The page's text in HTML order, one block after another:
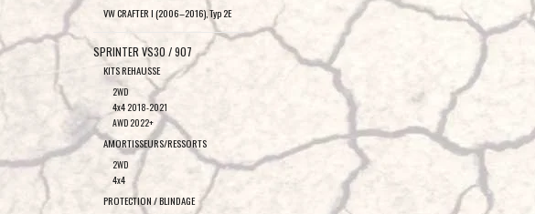
VW CRAFTER I (2006–2016), Typ 2E
SPRINTER VS30 / 907
KITS REHAUSSE
2WD
4x4 2018-2021
AWD 2022+
AMORTISSEURS/RESSORTS
2WD
4x4
PROTECTION / BLINDAGE